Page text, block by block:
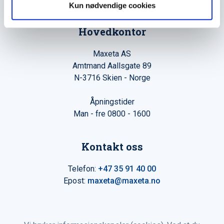
Kun nødvendige cookies
Hovedkontor
Maxeta AS
Amtmand Aallsgate 89
N-3716 Skien - Norge
Åpningstider
Man - fre 0800 - 1600
Kontakt oss
Telefon: +47 35 91 40 00
Epost: maxeta@maxeta.no